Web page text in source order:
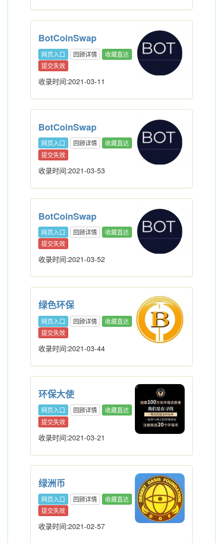
BotCoinSwap
网页入口 回顾详情
收藏直达
提交失效
收录时间:2021-03-11
BotCoinSwap
网页入口 回顾详情
收藏直达
提交失效
收录时间:2021-03-53
BotCoinSwap
网页入口 回顾详情
收藏直达
提交失效
收录时间:2021-03-52
绿色环保
网页入口 回顾详情
收藏直达
提交失效
收录时间:2021-03-44
环保大使
网页入口 回顾详情
收藏直达
提交失效
收录时间:2021-03-21
绿洲币
网页入口 回顾详情
收藏直达
提交失效
收录时间:2021-02-57